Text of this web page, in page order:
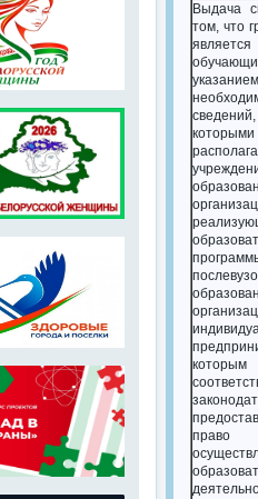
Выдача
том, что
является
указанием
сведений,
которыми
право